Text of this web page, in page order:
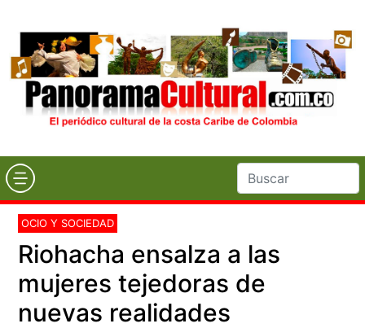
OCIO Y SOCIEDAD
Riohacha ensalza a las
mujeres tejedoras de
nuevas realidades